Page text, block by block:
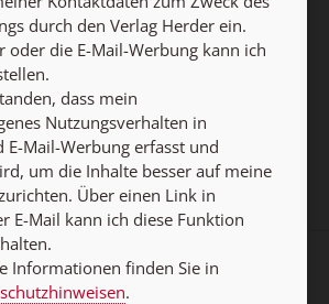
Jetzt anmelden
durch den Verlag Herder ein.
oder die E-Mail-Werbung kann ich
dass mein
Nutzungsverhalten in
E-Mail-Werbung erfasst und
um die Inhalte besser auf meine
Über einen Link in
E-Mail kann ich diese Funktion
Informationen finden Sie in
.